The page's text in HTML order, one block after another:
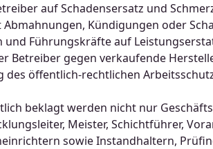
auf Schadensersatz und
Kündigungen oder
und Führungskräfte auf
Betreiber gegen verkaufende
öffentlich-rechtlichen
beklagt werden nicht nur
Meister, Schichtführer,
sowie Instandhaltern,